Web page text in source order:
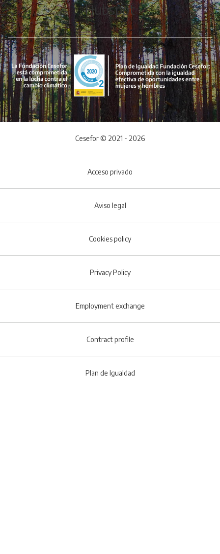
Hubspot
Cesefor © 2021 - 2026
Acceso privado
Aviso legal
Cookies policy
Privacy Policy
Employment exchange
Contract profile
Plan de Igualdad